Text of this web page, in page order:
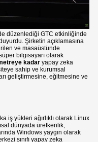
düzenlediği GTC etkinliğinde
Şirketin açıklamasına
ve masaüstünde
bilgisayarı olarak
kadar yapay zeka
sahip ve kurumsal
geliştirmesine, eğitmesine ve
iş yükleri ağırlıklı olarak Linux
dünyada üretkenlik,
Windows yaygın olarak
sınıfı yapay zeka